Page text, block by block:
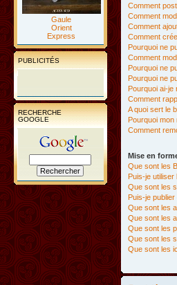
Gaule
Orient
Express
PUBLICITÉS
RECHERCHE
GOOGLE
Comment
Comment
Comment
Comment
Pourquoi ne
Comment
Pourquoi ne
Pourquoi ne
Pourquoi ai-je
Comment
A quoi sert le
Pourquoi mon
Comment
Mise en
Que sont les
Puis-je utiliser
Que sont les
Puis-je
Que sont les
Que sont les
Que sont les
Que sont les
Que sont les